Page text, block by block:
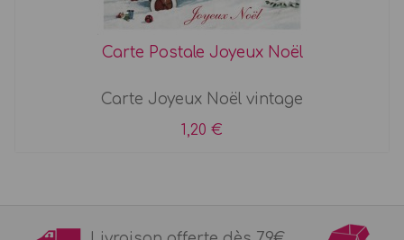
Carte Postale Joyeux Noël
Carte Joyeux Noël vintage
1,20 €